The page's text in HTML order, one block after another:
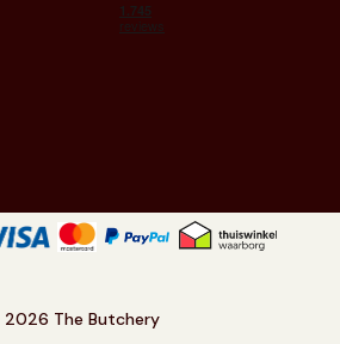
2026 The Butchery